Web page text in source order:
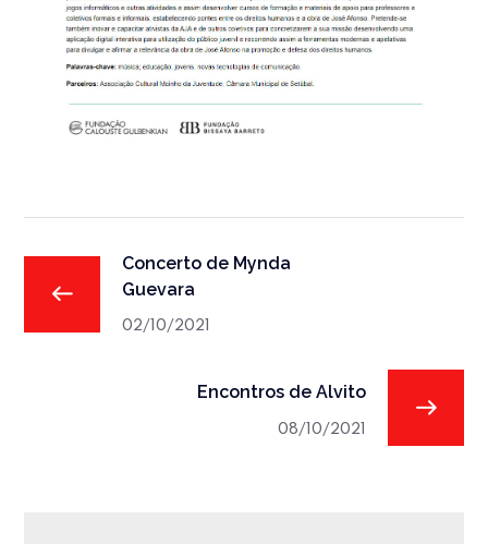
Concerto de Mynda
Guevara
02/10/2021
Encontros de Alvito
08/10/2021